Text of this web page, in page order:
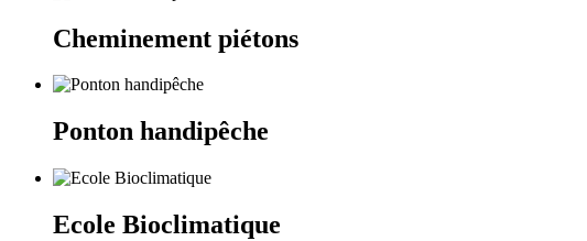
Cheminement piétons
Ponton handipêche
Ecole Bioclimatique